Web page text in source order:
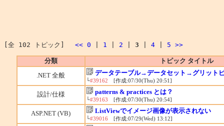
[全 102 トピック] << 0 1 2 3 4 5 >>
分類 トピック タイトル
.NET 全般 データテーブル→データセット→グリット
└#39162 [作成:07/30(Thu) 20:51]
設計/仕様 patterns & practices とは？
└#39163 [作成:07/30(Thu) 20:54]
ASP.NET (VB) ListViewでイメージ画像が表示されない
└#39016[作成:07/29(Wed) 13:12]